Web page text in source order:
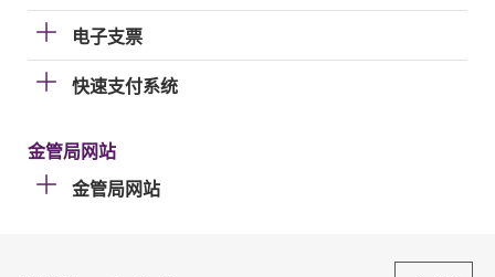
电子支票
快速支付系统
金管局网站
金管局网站